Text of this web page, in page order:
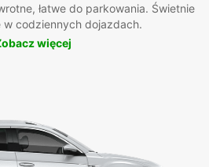
łatwe do parkowania. Świetnie
w codziennych dojazdach.
więcej